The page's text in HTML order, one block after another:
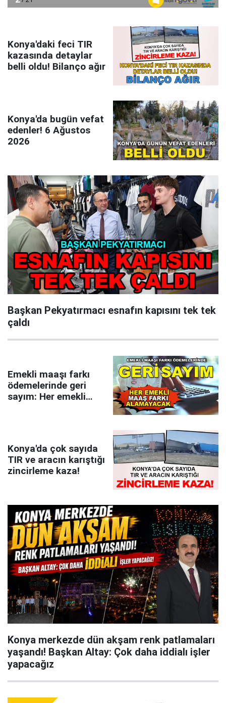
Konya'daki feci TIR
kazasında detaylar
belli oldu! Bilanço ağır
Konya'da bugün vefat
edenler! 6 Ağustos
2026
Başkan Pekyatırmacı esnafın kapısını tek tek
çaldı
Emekli maaşı farkı
ödemelerinde geri
sayım: Her emekli
Konya'da çok sayıda
TIR ve aracın karıştığı
zincirleme kaza!
Konya merkezde dün akşam renk patlamaları
yaşandı! Başkan Altay: Çok daha iddialı işler
yapacağız